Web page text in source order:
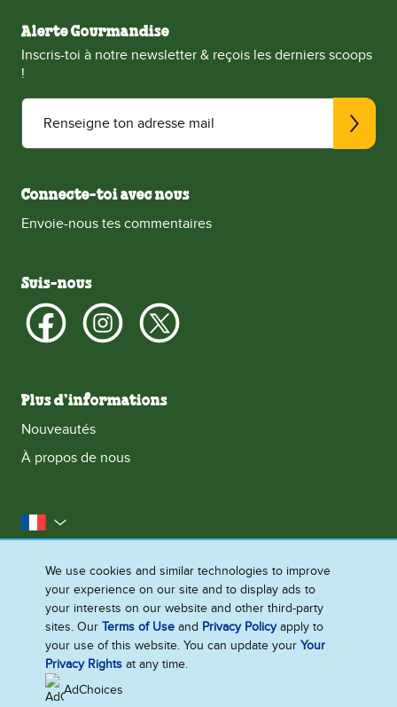
Alerte Gourmandise
Inscris-toi à notre newsletter & reçois les derniers scoops
!
Renseigne ton adresse mail
Connecte-toi avec nous
Envoie-nous tes commentaires
Suis-nous
Plus d’informations
Nouveautés
À propos de nous
la France
Accessibilité
Contactez-nous
Mentions Légales
Politique Cookies
Politique de confidentialité
Plan du site
Paramètres des cookies
We use cookies and similar technologies to improve
your experience on our site and to display ads to
your interests on our website and other third-party
sites. OurTerms of Use and Privacy Policyapply to
your use of this website. You can update yourYour
Privacy Rights at any time.
AdChoices